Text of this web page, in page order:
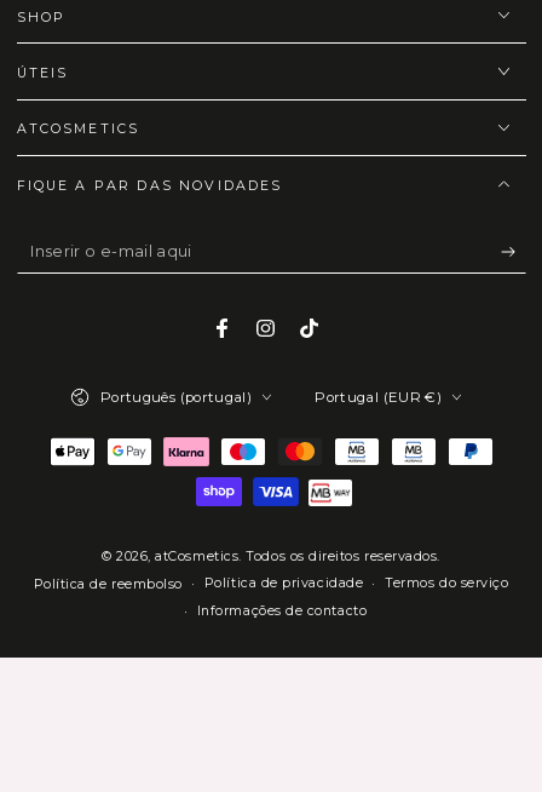
SHOP
ÚTEIS
ATCOSMETICS
FIQUE A PAR DAS NOVIDADES
Inserir
o
Facebook
Instagram
TikTok
© 2026,atCosmetics. Todos os direitos reservados.
Política de reembolso
Política de privacidade
Termos do serviço
Informações de contacto
Português (portugal) Portugal (EUR €)
Métodos